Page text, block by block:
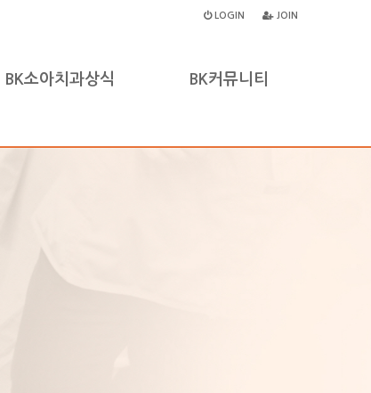
JOIN
LOGIN
BK소아치과상식 BK커뮤니티